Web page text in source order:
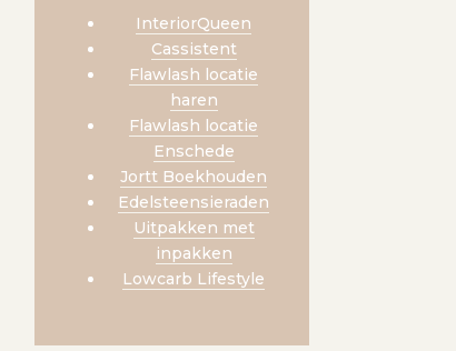
InteriorQueen
Cassistent
Flawlash locatie
haren
Flawlash locatie
Enschede
Jortt Boekhouden
Edelsteensieraden
Uitpakken met
inpakken
Lowcarb Lifestyle